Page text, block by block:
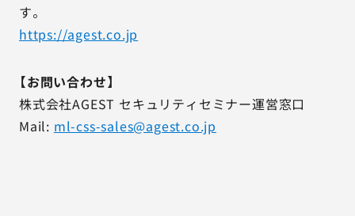
す。
https://agest.co.jp
【お問い合わせ】
株式会社AGEST セキュリティセミナー運営窓口
Mail: ml-css-sales@agest.co.jp